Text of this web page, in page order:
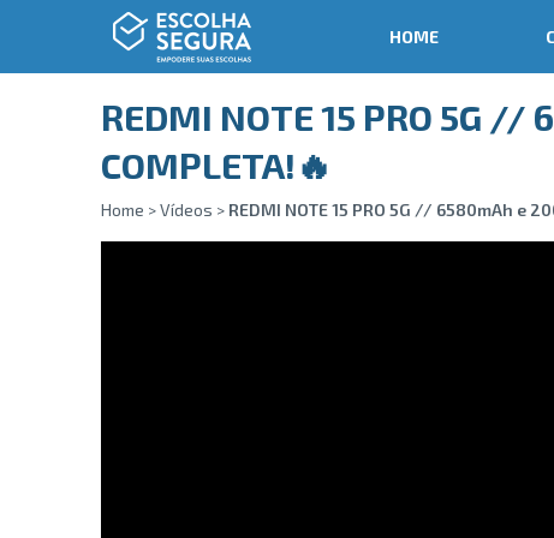
HOME
REDMI NOTE 15 PRO 5G
COMPLETA!🔥
Home >Vídeos > REDMI NOTE 15 PRO 5G // 6580mAh e